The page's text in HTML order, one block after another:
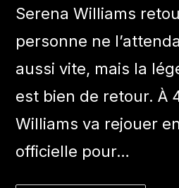
Serena Williams
personne ne
aussi vite, mais la
est bien de retour. À
Williams va rejouer
officielle pour…